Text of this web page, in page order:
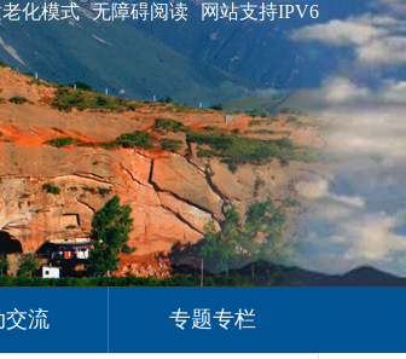
网站支持IPV6
无障碍阅读
化模式
交流 专题专栏